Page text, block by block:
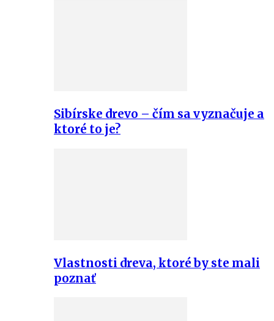
Sibírske drevo – čím sa vyznačuje a
ktoré to je?
Vlastnosti dreva, ktoré by ste mali
poznať